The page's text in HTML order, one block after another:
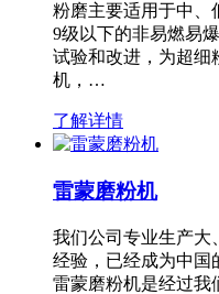
粉磨主要适用于中、
9级以下的非易燃易
试验和改进，为超细
机，…
了解详情
雷蒙磨粉机
我们公司专业生产大
经验，已经成为中国
雷蒙磨粉机是经过我